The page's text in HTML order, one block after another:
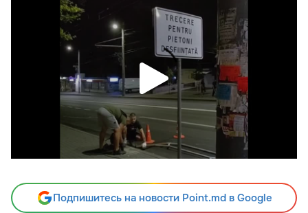
Подпишитесь на новости Point.md в Google